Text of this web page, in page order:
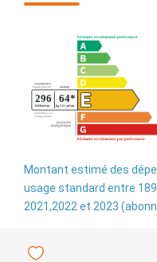
Montant estimé des
usage standard entre
2021,2022 et 2023